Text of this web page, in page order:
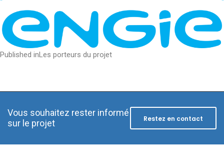
Post
Published inLes porteurs du projet
Vous souhaitez rester informé
sur le projet
Restez en contact